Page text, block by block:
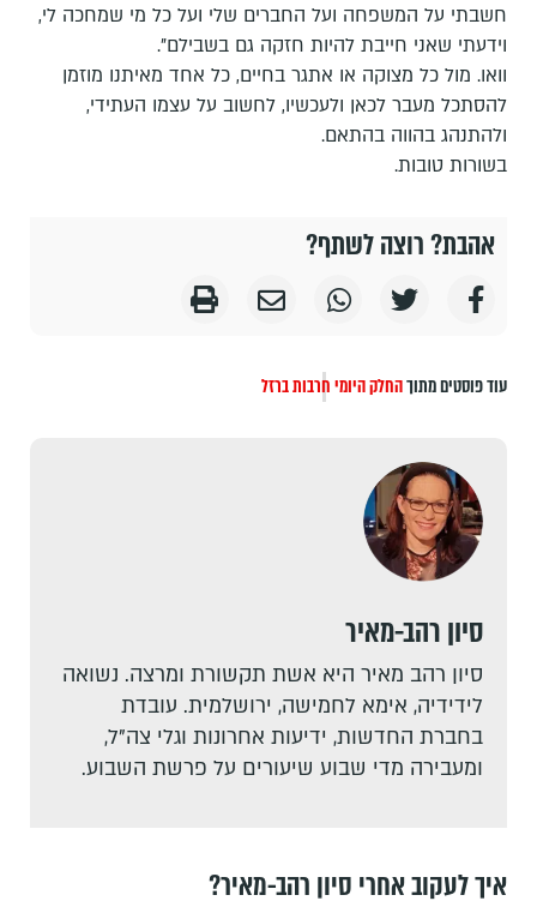
חשבתי על המשפחה ועל החברים שלי ועל כל מי שמחכה לי,
וידעתי שאני חייבת להיות חזקה גם בשבילם".
וואו. מול כל מצוקה או אתגר בחיים, כל אחד מאיתנו מוזמן
להסתכל מעבר לכאן ולעכשיו, לחשוב על עצמו העתידי,
ולהתנהג בהווה בהתאם.
בשורות טובות.
אהבת? רוצה לשתף?
עוד פוסטים מתוךהחלק היומיחרבות ברזל
סיון רהב-מאיר
סיון רהב מאיר היא אשת תקשורת ומרצה. נשואה
לידידיה, אימא לחמישה, ירושלמית. עובדת
בחברת החדשות, ידיעות אחרונות וגלי צה"ל,
ומעבירה מדי שבוע שיעורים על פרשת השבוע.
איך לעקוב אחרי סיון רהב-מאיר?